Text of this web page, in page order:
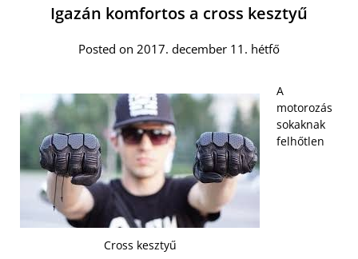
Igazán komfortos a cross kesztyű
Posted on 2017. december 11. hétfő
Cross kesztyű
A
motorozás
sokaknak
felhőtlen